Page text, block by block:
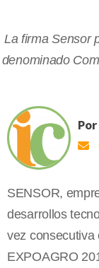
La firma Sensor
denominado
Por
SENSOR,
desarrollos
vez
EXPOAGRO